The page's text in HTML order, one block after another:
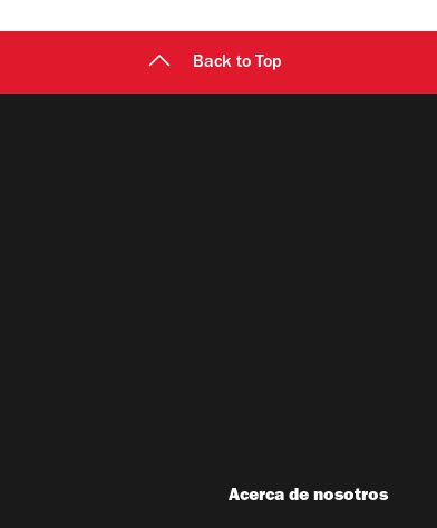
Back to Top
Acerca de nosotros